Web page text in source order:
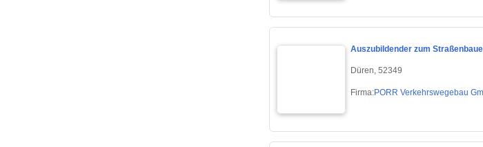
Auszubildender zum
Düren, 52349
Firma:PORR Verkehrswegebau